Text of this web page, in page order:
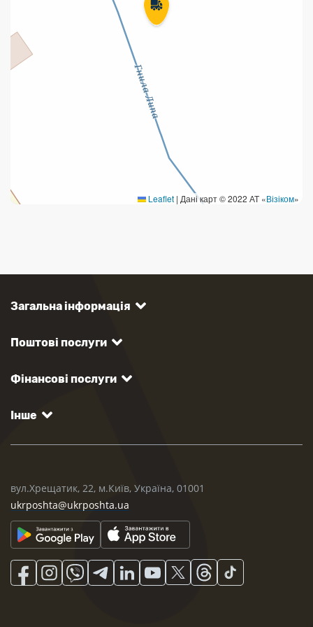
Leaflet | Дані карт © 2022 АТ «Візіком»
Загальна інформація
Поштові послуги
Фінансові послуги
Інше
вул.Хрещатик, 22, м.Київ, Україна, 01001
ukrposhta@ukrposhta.ua